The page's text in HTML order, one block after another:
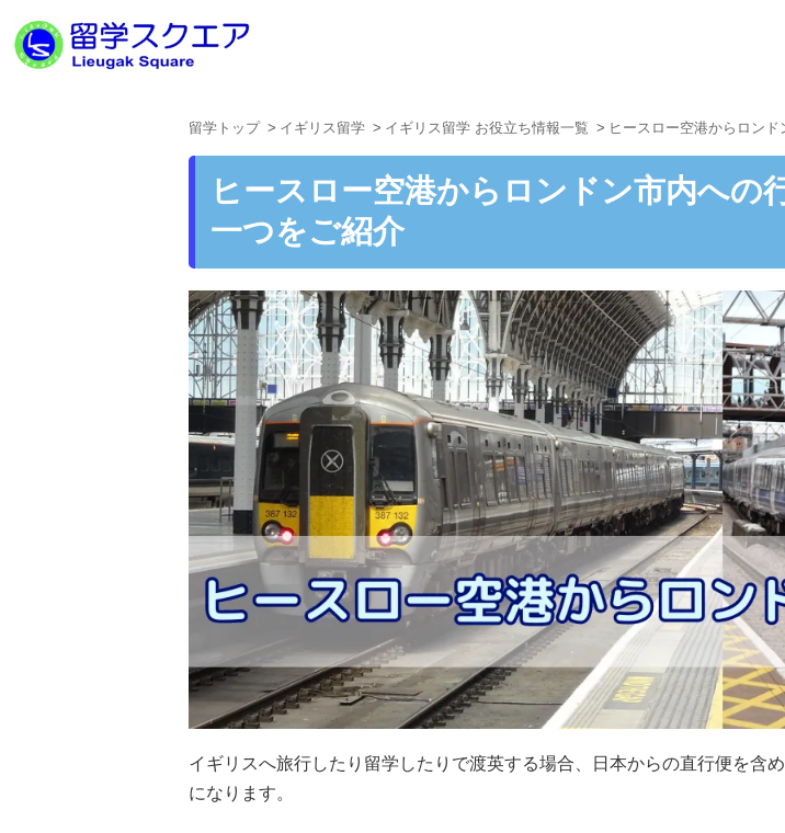
留学トップ イギリス留学 イギリス留学 お役立ち情報一覧 ヒースロー空港からロン
ヒースロー空港からロンドン市内への
一つをご紹介
イギリスへ旅行したり留学したりで渡英する場合、日本からの直行便を含
になります。